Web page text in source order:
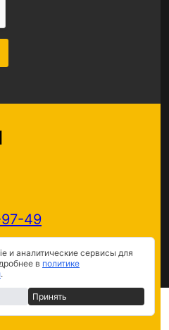
49
улица, д. 44
и аналитические сервисы для
в политике
.
Принять